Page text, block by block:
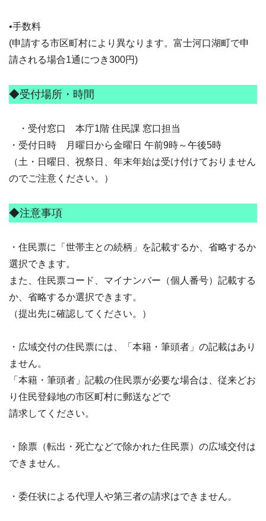
•手数料
(申請する市区町村により異なります。富士河口湖町で申
請される場合1通につき300円)
◆受付場所・時間
・受付窓口 本庁1階 住民課 窓口担当
・受付日時 月曜日から金曜日 午前9時～午後5時
（土・日曜日、祝祭日、年末年始は受け付けておりません
のでご注意ください。）
◆注意事項
・住民票に「世帯主との続柄」を記載するか、省略するか
選択できます。
また、住民票コード、マイナンバー（個人番号）記載する
か、省略するか選択できます。
（提出先に確認してください。）
・広域交付の住民票には、「本籍・筆頭者」の記載はあり
ません。
「本籍・筆頭者」記載の住民票が必要な場合は、従来どお
り住民登録地の市区町村に郵送などで
請求してください。
・除票（転出・死亡などで除かれた住民票）の広域交付は
できません。
・委任状による代理人や第三者の請求はできません。